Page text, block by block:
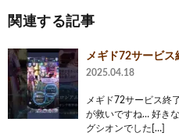
関連する記事
メギド72サービス
2025.04.18
メギド72サービス終
が救いですね… 好き
グシオンでした[…]